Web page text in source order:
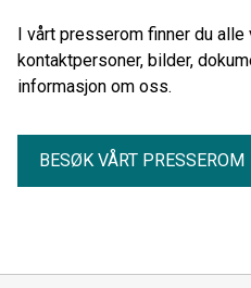
I vårt presserom finner du
kontaktpersoner, bilder,
informasjon om oss.
BESØK VÅRT PRESSEROM